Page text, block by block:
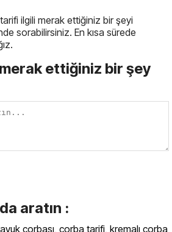
ilgili merak ettiğiniz bir şeyi
sorabilirsiniz. En kısa sürede
ettiğiniz bir şey
aratın :
çorbası, çorba tarifi, kremalı çorba